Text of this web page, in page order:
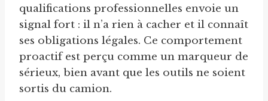
qualifications professionnelles envoie un
signal fort : il n’a rien à cacher et il connaît
ses obligations légales. Ce comportement
proactif est perçu comme un marqueur de
sérieux, bien avant que les outils ne soient
sortis du camion.